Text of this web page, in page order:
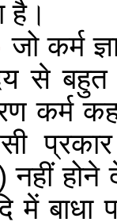
है।
जो कर्म
से बहुत
कर्म
होने
में बाधा